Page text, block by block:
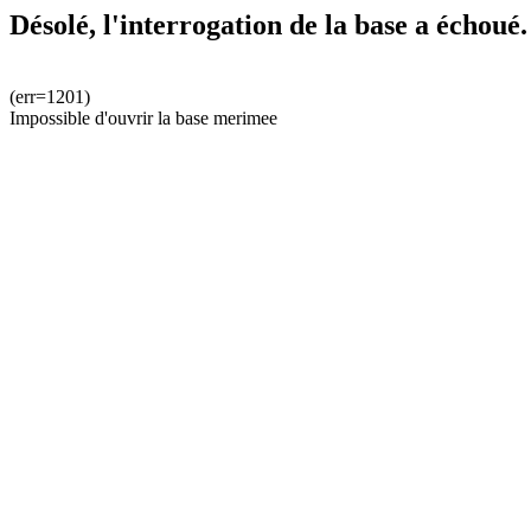
Désolé, l'interrogation de la base a échoué.
(err=1201)
Impossible d'ouvrir la base merimee